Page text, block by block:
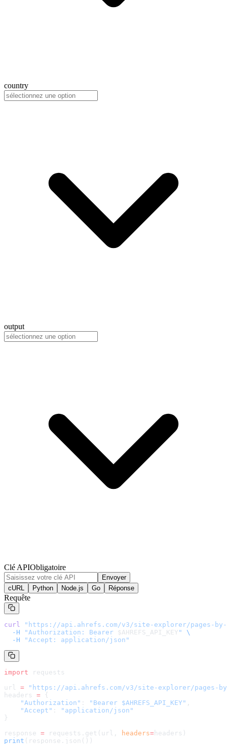
country
output
Clé APIObligatoire
Envoyer
cURL
Python Node.js Go Réponse
Requête
curl " https://api.ahrefs.com/v3/site-explorer/pages-
  -H
"Authorization: Bearer $AHREFS_API_KEY "
\
  -H
"Accept: application/json"
import requests
url = " https://api.ahrefs.com/v3/site-explorer/pages-
headers = {
    "Authorization"
: "Bearer $AHREFS_API_KEY" ,
    "Accept"
:
"application/json"
}
response = requests.get(url, headers= headers )
print (response.json())